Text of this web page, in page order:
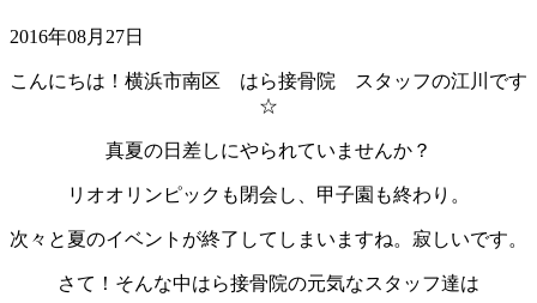
2016年08月27日
こんにちは！横浜市南区 はら接骨院 スタッフの江川です
☆
真夏の日差しにやられていませんか？
リオオリンピックも閉会し、甲子園も終わり。
次々と夏のイベントが終了してしまいますね。寂しいです。
さて！そんな中はら接骨院の元気なスタッフ達は